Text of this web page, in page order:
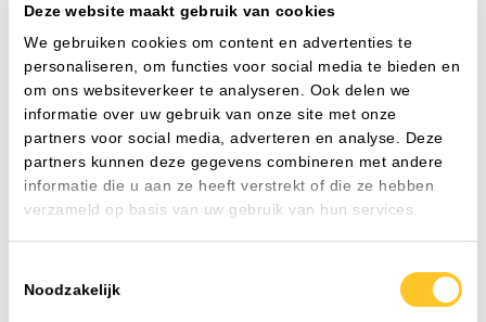
Deze website maakt gebruik van cookies
We gebruiken cookies om content en advertenties te
personaliseren, om functies voor social media te bieden en
om ons websiteverkeer te analyseren. Ook delen we
informatie over uw gebruik van onze site met onze
partners voor social media, adverteren en analyse. Deze
partners kunnen deze gegevens combineren met andere
informatie die u aan ze heeft verstrekt of die ze hebben
verzameld op basis van uw gebruik van hun services.
Noodzakelijk
Adels AC166 aansluitsnoer male 3x1,5 mm² 2 mtr. zwart eca
IP-waardeIP20
Toevoegen